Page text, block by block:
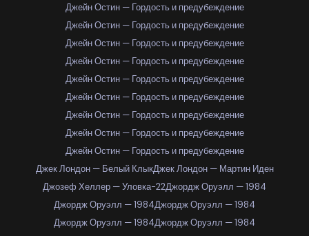
Джейн Остин — Гордость и предубеждение
Джейн Остин — Гордость и предубеждение
Джейн Остин — Гордость и предубеждение
Джейн Остин — Гордость и предубеждение
Джейн Остин — Гордость и предубеждение
Джейн Остин — Гордость и предубеждение
Джейн Остин — Гордость и предубеждение
Джейн Остин — Гордость и предубеждение
Джейн Остин — Гордость и предубеждение
Джек Лондон — Белый КлыкДжек Лондон — Мартин Иден
Джозеф Хеллер — Уловка-22Джордж Оруэлл — 1984
Джордж Оруэлл — 1984Джордж Оруэлл — 1984
Джордж Оруэлл — 1984Джордж Оруэлл — 1984